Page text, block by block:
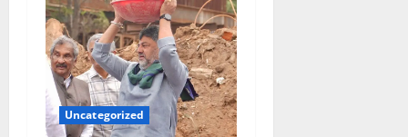
Uncategorized